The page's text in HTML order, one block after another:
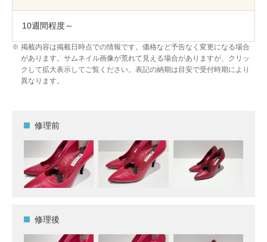
10週間程度～
掲載内容は掲載日時点での情報です。価格など予告なく変更になる場合
があります。サムネイル画像が荒れて見える場合がありますが、クリッ
クして拡大表示してご覧ください。表記の納期は目安で受付時期により
異なります。
修理前
修理後